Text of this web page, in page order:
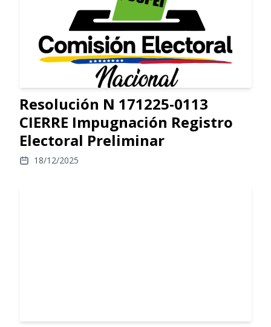
Resolución N 171225-0113
CIERRE Impugnación Registro
Electoral Preliminar
18/12/2025